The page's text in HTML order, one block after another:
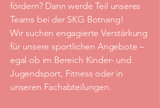
fördern? Dann werde Teil unseres
Teams bei der SKG Botnang!
Wir suchen engagierte Verstärkung
für unsere sportlichen Angebote –
egal ob im Bereich Kinder- und
Jugendsport, Fitness oder in
unseren Fachabteilungen.